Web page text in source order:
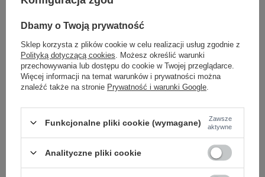
typ produktu
sukienka codzienna
fason
sukienka ołówkowa
wzór
dominujący
gładki
materiał
dominujący
bawełna
Dbamy o Twoją prywatność
Sklep korzysta z plików cookie w celu realizacji usług zgodnie z
Polityką dotyczącą cookies . Możesz określić warunki
przechowywania lub dostępu do cookie w Twojej przeglądarce.
Więcej informacji na temat warunków i prywatności można
znaleźć także na stronie Prywatność i warunki Google
Funkcjonalne pliki cookie (wymagane)
Zawsze
aktywne
Analityczne pliki cookie